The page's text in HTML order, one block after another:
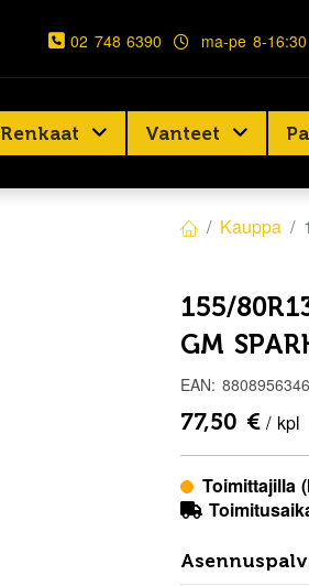
02 748 6390 ma-pe 8-16:30
Renkaat Vanteet
Kauppa
155/
GM
EAN:
77,50 € / kpl
Toimittajilla